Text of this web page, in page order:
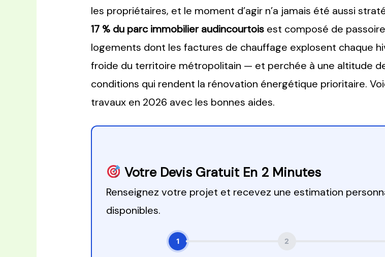
les propriétaires, et le moment d’agir n’a jamais été aussi
17 % du parc immobilier audincourtoisest composé de
logements dont les factures de chauffage explosent chaque
froide du territoire métropolitain — et perchée à une altitude
conditions qui rendent la rénovation énergétique prioritaire.
travaux en 2026 avec les bonnes aides.
Votre Devis Gratuit En 2 Minutes
Renseignez votre projet et recevez une estimation
disponibles.
1 2